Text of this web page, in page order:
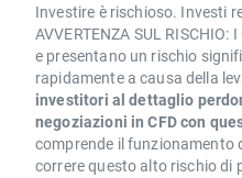
Investire è rischioso. Investi
AVVERTENZA SUL
e presentano un rischio
rapidamente a causa della
investitori al dettaglio
negoziazioni in CFD con
comprende il funzionamento
correre questo alto rischio di